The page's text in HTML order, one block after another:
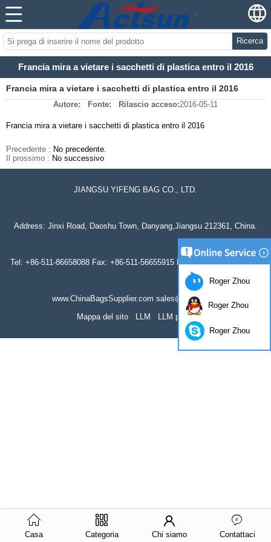
Ricerca
Francia mira a vietare i sacchetti di plastica entro il 2016
Francia mira a vietare i sacchetti di plastica entro il 2016
Autore: Fonte: Rilascio acceso:2016-05-11
Francia mira a vietare i sacchetti di plastica entro il 2016
Precedente : No precedente.
Il prossimo : No successivo
JIANGSU YIFENG BAG CO., LTD.
Address: Jinxi Road, Daoshu Town, Danyang,Jiangsu 212361, China.
Tel: +86-511-86658088 Fax: +86-511-56655915 Mob.: +86-18912832555
www.ChinaBagsSupplier.com sales@actsun.net
Mappa del sito
LLM LLM pieno
Casa Categoria Chi siamo Contattaci
Roger Zhou
Roger Zhou
Roger Zhou